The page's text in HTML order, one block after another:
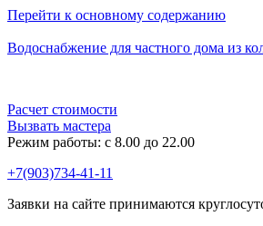
Перейти к основному содержанию
Водоснабжение для частного дома из
Расчет стоимости
Вызвать мастера
Режим работы: c 8.00 до 22.00
+7(903)734-41-11
Заявки на сайте принимаются